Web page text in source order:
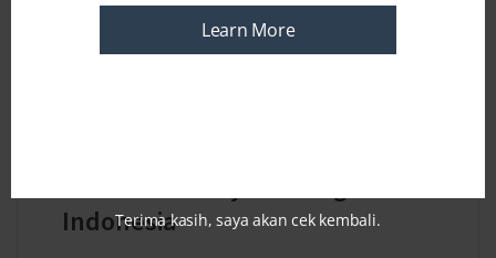
Indonesia
Learn More
Terima kasih, saya akan cek kembali.